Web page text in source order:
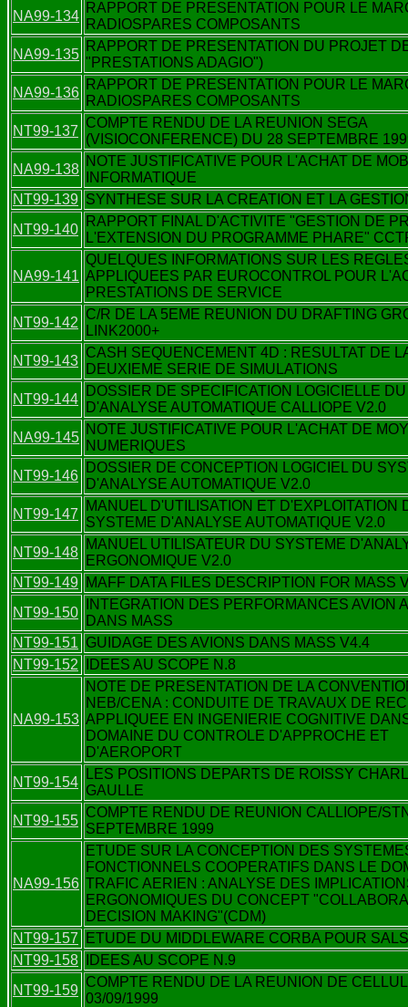
NA99-134
RAPPORT DE PRESENTATION POUR LE
RADIOSPARES COMPOSANTS
NA99-135
RAPPORT DE PRESENTATION DU PROJET
"PRESTATIONS ADAGIO")
NA99-136
RAPPORT DE PRESENTATION POUR LE
RADIOSPARES COMPOSANTS
NT99-137
COMPTE RENDU DE LA REUNION SEGA
(VISIOCONFERENCE) DU 28 SEPTEMBRE
NA99-138
NOTE JUSTIFICATIVE POUR L'ACHAT DE
INFORMATIQUE
NT99-139 SYNTHESE SUR LA CREATION ET LA
NT99-140
RAPPORT FINAL D'ACTIVITE "GESTION DE
L'EXTENSION DU PROGRAMME PHARE"
NA99-141
QUELQUES INFORMATIONS SUR LES
APPLIQUEES PAR EUROCONTROL POUR
PRESTATIONS DE SERVICE
NT99-142
C/R DE LA 5EME REUNION DU DRAFTING
LINK2000+
NT99-143
CASH SEQUENCEMENT 4D : RESULTAT DE
DEUXIEME SERIE DE SIMULATIONS
NT99-144
DOSSIER DE SPECIFICATION LOGICIELLE
D'ANALYSE AUTOMATIQUE CALLIOPE V2.0
NA99-145
NOTE JUSTIFICATIVE POUR L'ACHAT DE
NUMERIQUES
NT99-146
DOSSIER DE CONCEPTION LOGICIEL DU
D'ANALYSE AUTOMATIQUE V2.0
NT99-147
MANUEL D'UTILISATION ET D'EXPLOITATION
SYSTEME D'ANALYSE AUTOMATIQUE V2.0
NT99-148
MANUEL UTILISATEUR DU SYSTEME
ERGONOMIQUE V2.0
NT99-149 MAFF DATA FILES DESCRIPTION FOR MASS
NT99-150
INTEGRATION DES PERFORMANCES AVION
DANS MASS
NT99-151 GUIDAGE DES AVIONS DANS MASS V4.4
NT99-152
IDEES AU SCOPE N.8
NA99-153
NOTE DE PRESENTATION DE LA
NEB/CENA : CONDUITE DE TRAVAUX DE
APPLIQUEE EN INGENIERIE COGNITIVE
DOMAINE DU CONTROLE D'APPROCHE ET
D'AEROPORT
NT99-154
LES POSITIONS DEPARTS DE ROISSY
GAULLE
NT99-155
COMPTE RENDU DE REUNION CALLIOPE/
SEPTEMBRE 1999
NA99-156
ETUDE SUR LA CONCEPTION DES
FONCTIONNELS COOPERATIFS DANS LE
TRAFIC AERIEN : ANALYSE DES
ERGONOMIQUES DU CONCEPT
DECISION MAKING"(CDM)
NT99-157
ETUDE DU MIDDLEWARE CORBA POUR
NT99-158
IDEES AU SCOPE N.9
NT99-159
COMPTE RENDU DE LA REUNION DE
03/09/1999